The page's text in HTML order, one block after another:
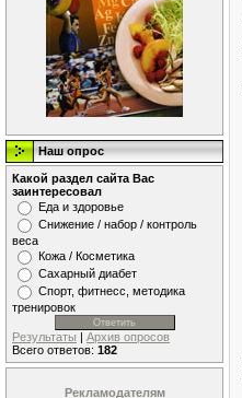
Наш опрос
Какой раздел сайта Вас
заинтересовал
Еда и здоровье
Снижение / набор / контроль
веса
Кожа / Косметика
Сахарный диабет
Спорт, фитнесс, методика
тренировок
Результаты | Архив опросов
Всего ответов: 182
Рекламодателям